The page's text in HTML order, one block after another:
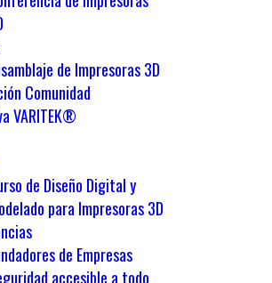
de Impresoras 3D
Comunidad
VARITEK®
de Diseño Digital y
para Impresoras 3D
de Empresas
accesible a todo